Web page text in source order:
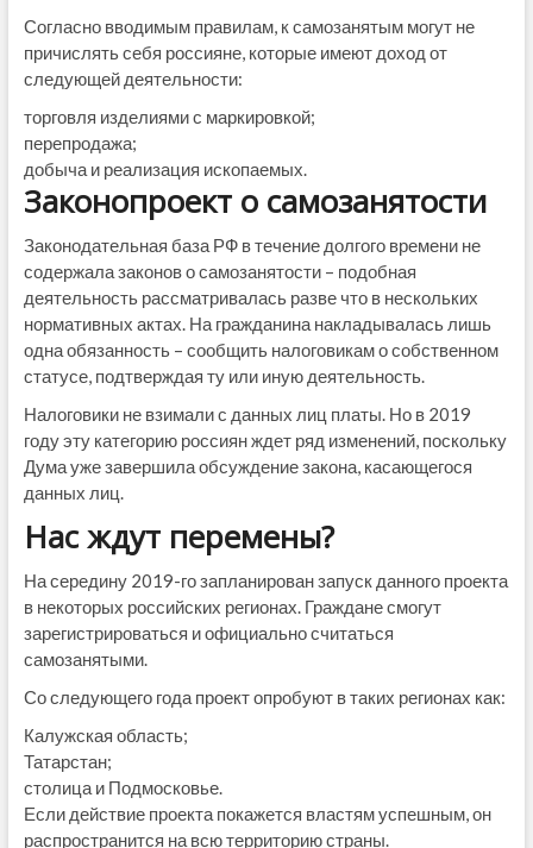
Согласно вводимым правилам, к самозанятым могут не
причислять себя россияне, которые имеют доход от
следующей деятельности:
торговля изделиями с маркировкой;
перепродажа;
добыча и реализация ископаемых.
Законопроект о самозанятости
Законодательная база РФ в течение долгого времени не
содержала законов о самозанятости – подобная
деятельность рассматривалась разве что в нескольких
нормативных актах. На гражданина накладывалась лишь
одна обязанность – сообщить налоговикам о собственном
статусе, подтверждая ту или иную деятельность.
Налоговики не взимали с данных лиц платы. Но в 2019
году эту категорию россиян ждет ряд изменений, поскольку
Дума уже завершила обсуждение закона, касающегося
данных лиц.
Нас ждут перемены?
На середину 2019-го запланирован запуск данного проекта
в некоторых российских регионах. Граждане смогут
зарегистрироваться и официально считаться
самозанятыми.
Со следующего года проект опробуют в таких регионах как:
Калужская область;
Татарстан;
столица и Подмосковье.
Если действие проекта покажется властям успешным, он
распространится на всю территорию страны.